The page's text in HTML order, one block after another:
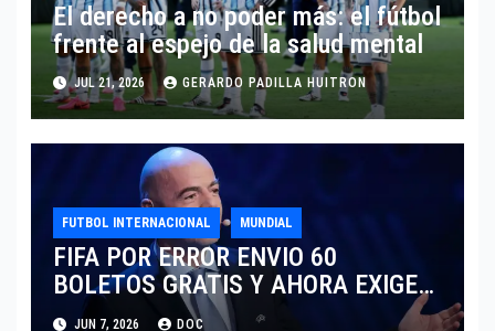
El derecho a no poder más: el fútbol
frente al espejo de la salud mental
JUL 21, 2026 GERARDO PADILLA HUITRON
FUTBOL INTERNACIONAL MUNDIAL
FIFA POR ERROR ENVIO 60
BOLETOS GRATIS Y AHORA EXIGE
COBRO.
JUN 7, 2026 DOC